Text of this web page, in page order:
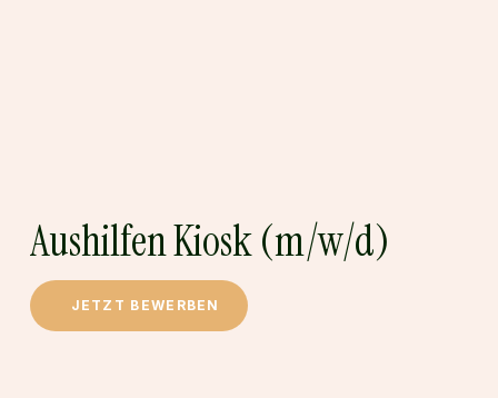
Aushilfen
Kiosk
(m/w/d)
Aushilfen Kiosk (m/w/d)